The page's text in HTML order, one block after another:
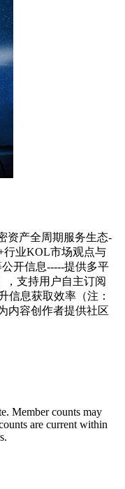
资产全周期服务生态-
行业KOL市场观点与
开信息-----提供多平
，支持用户自主订阅
信息获取效率（注：
内容创作者提供社区
Member counts may
are current within